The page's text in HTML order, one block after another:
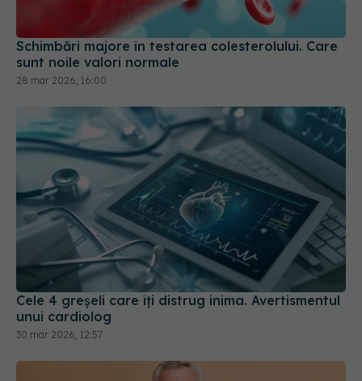
Cele 4 greșeli care îți distrug inima. Avertismentul
unui cardiolog
30 mar 2026, 12:57